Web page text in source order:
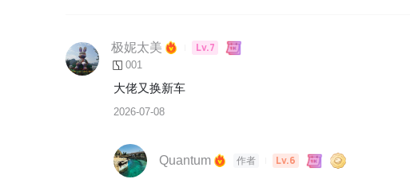
极妮太美 Lv.7
001
大佬又换新车
2026-07-08
Quantum 作者 Lv.6